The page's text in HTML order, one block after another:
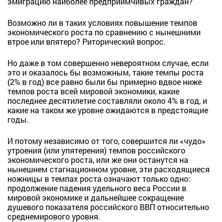
Возможно ли в таких условиях повышение темпов
экономического роста по сравнению с нынешними
втрое или впятеро? Риторический вопрос.
Но даже в том совершенно невероятном случае, если
это и оказалось бы возможным, такие темпы роста
(2% в год) все равно были бы примерно вдвое ниже
темпов роста всей мировой экономики, какие
последнее десятилетие составляли около 4% в год, и
какие на таком же уровне ожидаются в предстоящие
годы.
И потому независимо от того, совершится ли «чудо»
утроения (или упятерения) темпов российского
экономического роста, или же они останутся на
нынешнем стагнационном уровне, эти расходящиеся
ножницы в темпах роста означают только одно:
продолжение падения удельного веса России в
мировой экономике и дальнейшее сокращение
душевого показателя российского ВВП относительно
среднемирового уровня.